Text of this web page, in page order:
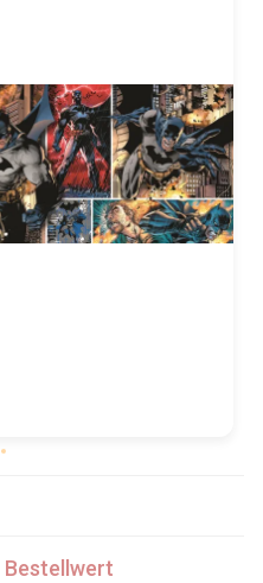
Bestellwert